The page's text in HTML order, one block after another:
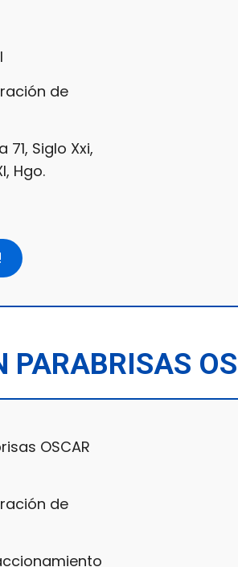
de
Siglo Xxi,
Hgo.
PARABRISAS
OSCAR
de